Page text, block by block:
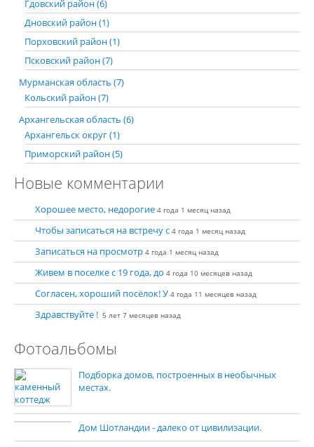
Гдовский район (6)
Дновский район (1)
Порховский район (1)
Псковский район (7)
Мурманская область (7)
Кольский район (7)
Архангельская область (6)
Архангельск округ (1)
Приморский район (5)
Новые комментарии
Хорошее место, недорогие 4 года 1 месяц назад
Чтобы записаться на встречу с 4 года 1 месяц назад
Записаться на просмотр 4 года 1 месяц назад
Живем в поселке с 19 года, до 4 года 10 месяцев назад
Согласен, хороший посёлок! У 4 года 11 месяцев назад
Здравствуйте ! 5 лет 7 месяцев назад
Фотоальбомы
Подборка домов, построенных в необычных
местах.
Дом Шотландии - далеко от цивилизации.